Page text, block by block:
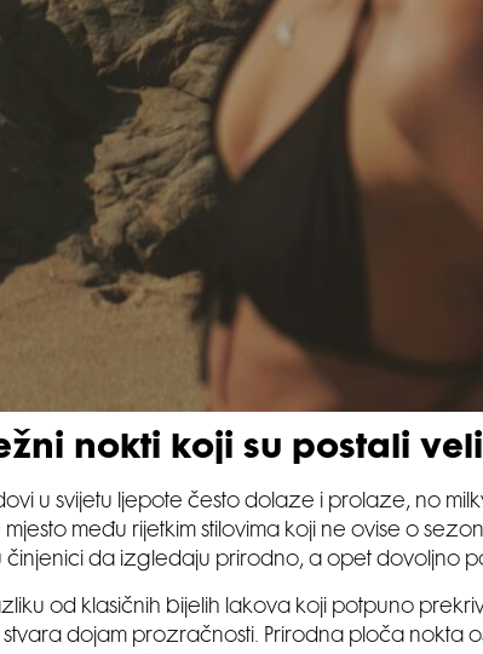
nokti koji su postali
u svijetu ljepote često dolaze i prolaze, no
mjesto među rijetkim stilovima koji ne ovise o
činjenici da izgledaju prirodno, a opet dovoljno
od klasičnih bijelih lakova koji potpuno
dojam prozračnosti. Prirodna ploča nokta